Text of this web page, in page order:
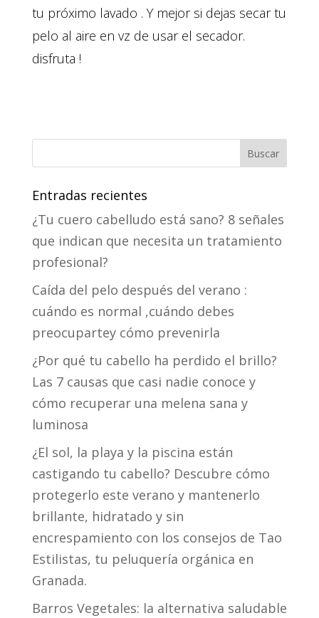
tu próximo lavado . Y mejor si dejas secar tu
pelo al aire en vz de usar el secador.
disfruta !
Entradas recientes
¿Tu cuero cabelludo está sano? 8 señales
que indican que necesita un tratamiento
profesional?
Caída del pelo después del verano :
cuándo es normal ,cuándo debes
preocupartey cómo prevenirla
¿Por qué tu cabello ha perdido el brillo?
Las 7 causas que casi nadie conoce y
cómo recuperar una melena sana y
luminosa
¿El sol, la playa y la piscina están
castigando tu cabello? Descubre cómo
protegerlo este verano y mantenerlo
brillante, hidratado y sin
encrespamiento con los consejos de Tao
Estilistas, tu peluquería orgánica en
Granada.
Barros Vegetales: la alternativa saludable